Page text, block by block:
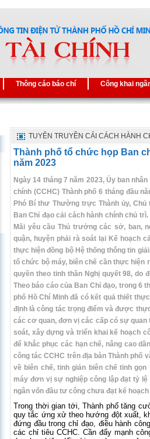
Thông cáo báo chí Công khai
TUYÊN TRUYỀN CẢI CÁCH HÀNH
Thành phố tổ chức họp Ban
năm 2023
Ngày 14 tháng 7 năm 2023, Ủy ban
chính (CCHC) Thành phố 6 tháng đầu
Phó Bí thư Thường trực Thành ủy, Chủ
Ban Chỉ đạo cải cách hành chính chủ
Mãi yêu cầu Thủ trưởng các sở, ban,
quận, huyện phải rà soát lại Kế hoạch
thực hiện đồng bộ Hệ thống thông tin
tổ chức bộ máy, biên chế cần thực hiện
quyền theo tinh thần Nghị quyết 98, do
Theo báo cáo của Ban Chỉ đạo, trong 6
phố Hồ Chí Minh đã có kết quả thiết
định là công tác trọng điểm và được
các cơ quan, đơn vị các cấp có sự
soát, xây dựng và triển khai kế hoạch
để khắc phục các hạn chế, nâng cao
công tác CCHC trên địa bàn Thành phố
về biên chế, tinh giản biên chế tinh
máy đơn vị sự nghiệp công lập đạt tỷ
ngân vốn đầu tư công chưa đạt kế hoạch
Trong thời gian tới, Thành phố tăng
quy tắc ứng xử theo hướng đột xuất,
đứng đầu trong chỉ đạo, điều hành
các chỉ tiêu CCHC. Cần đẩy mạnh